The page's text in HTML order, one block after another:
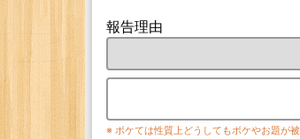
報告理由
※ ボケては性質上どうしてもボケやお題が